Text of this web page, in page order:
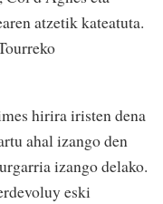
atzetik kateatuta.
hirira iristen dena
ahal izango den
izango delako.
eski